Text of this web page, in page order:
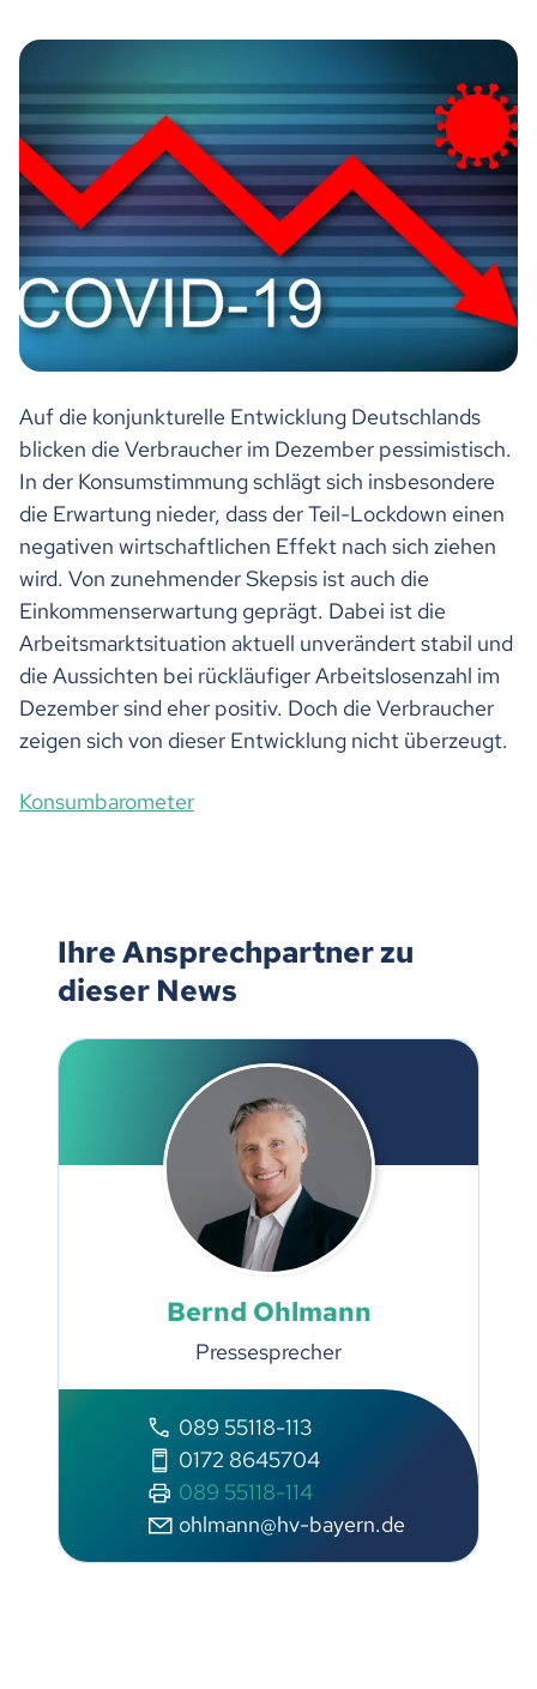
Auf die konjunkturelle Entwicklung Deutschlands
blicken die Verbraucher im Dezember pessimistisch.
In der Konsumstimmung schlägt sich insbesondere
die Erwartung nieder, dass der Teil-Lockdown einen
negativen wirtschaftlichen Effekt nach sich ziehen
wird. Von zunehmender Skepsis ist auch die
Einkommenserwartung geprägt. Dabei ist die
Arbeitsmarktsituation aktuell unverändert stabil und
die Aussichten bei rückläufiger Arbeitslosenzahl im
Dezember sind eher positiv. Doch die Verbraucher
zeigen sich von dieser Entwicklung nicht überzeugt.
Konsumbarometer
Ihre Ansprechpartner zu
dieser News
Bernd Ohlmann
Pressesprecher
089 55118-113
0172 8645704
089 55118-114
ohlmann@hv-bayern.de